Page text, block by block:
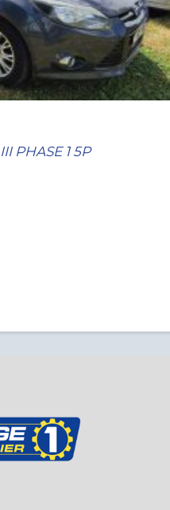
PHASE 1 5P